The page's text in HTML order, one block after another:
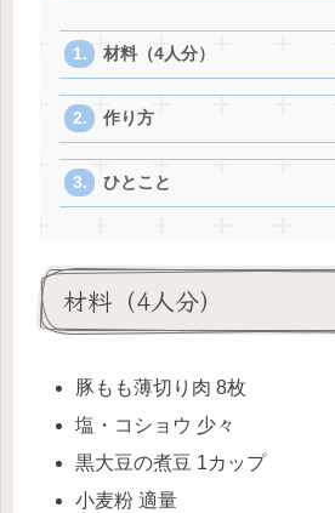
材料（4人分）
作り方
ひとこと
材料（4人分）
豚もも薄切り肉 8枚
塩・コショウ 少々
黒大豆の煮豆 1カップ
小麦粉 適量